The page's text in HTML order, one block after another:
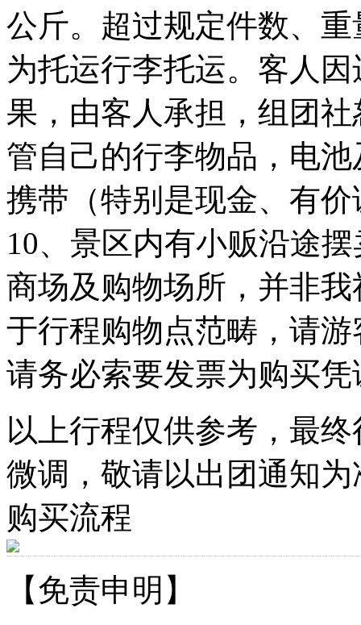
公斤。超过规定件数、
为托运行李托运。客人
果，由客人承担，组团
管自己的行李物品，电
携带（特别是现金、有
10、景区内有小贩沿途
商场及购物场所，并非
于行程购物点范畴，请
请务必索要发票为购买凭
以上行程仅供参考，最
微调，敬请以出团通知为
购买流程
【免责申明】